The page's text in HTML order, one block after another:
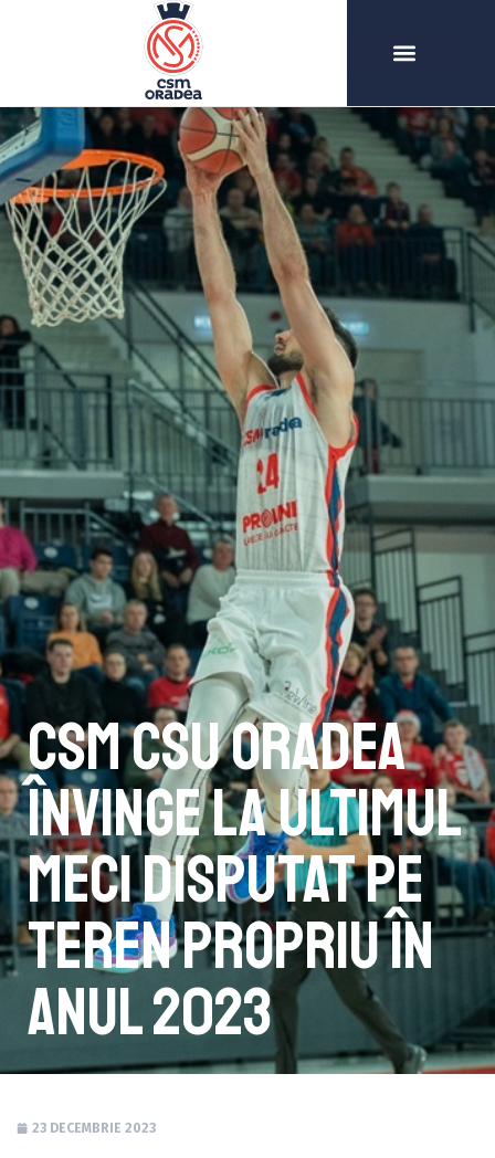
CSM CSU Oradea
învinge la ultimul
meci disputat pe
teren propriu în
anul 2023
23 DECEMBRIE 2023